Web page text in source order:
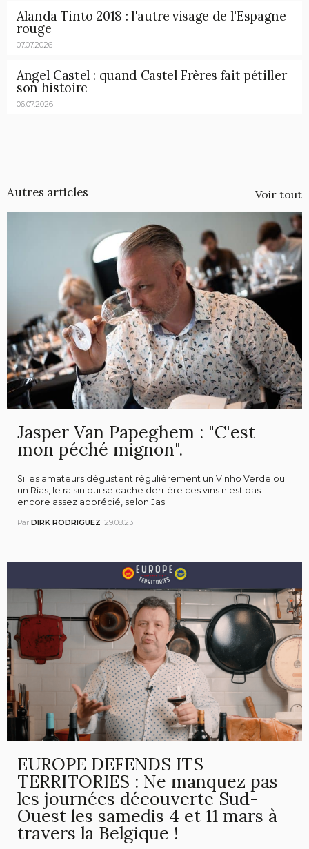
Alanda Tinto 2018 : l'autre visage de l'Espagne
rouge
07.07.2026
Angel Castel : quand Castel Frères fait pétiller
son histoire
06.07.2026
Autres articles Voir tout
Jasper Van Papeghem : "C'est
mon péché mignon".
Si les amateurs dégustent régulièrement un Vinho Verde ou
un Rías, le raisin qui se cache derrière ces vins n'est pas
encore assez apprécié, selon Jas...
Par DIRK RODRIGUEZ 29.08.23
EUROPE DEFENDS ITS
TERRITORIES : Ne manquez pas
les journées découverte Sud-
Ouest les samedis 4 et 11 mars à
travers la Belgique !